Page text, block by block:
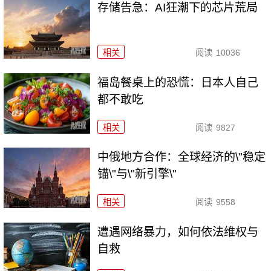
存储告急：AI狂潮下的芯片荒局
相关 阅读 10036
福岛餐桌上的恐慌：日本人自己
都不敢吃
相关 阅读 9827
中俄地方合作：全球经济的\"稳定
锚\"与\"新引擎\"
相关 阅读 9558
遭遇网络暴力，如何依法维权与
自救